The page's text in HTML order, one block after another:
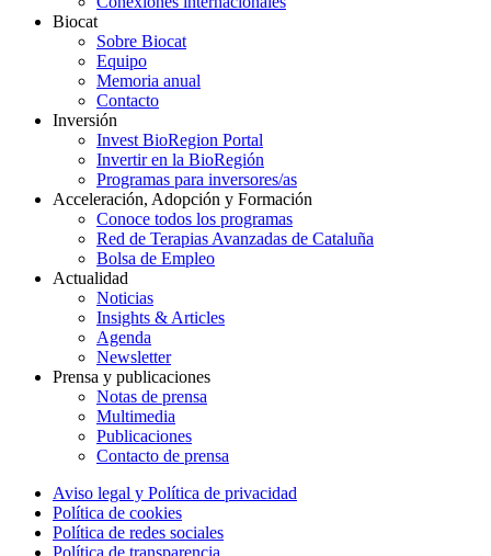
Biocat
Sobre Biocat
Equipo
Memoria anual
Contacto
Inversión
Invest BioRegion Portal
Invertir en la BioRegión
Programas para inversores/as
Acceleración, Adopción y Formación
Conoce todos los programas
Red de Terapias Avanzadas de Cataluña
Bolsa de Empleo
Actualidad
Noticias
Insights & Articles
Agenda
Newsletter
Prensa y publicaciones
Notas de prensa
Multimedia
Publicaciones
Contacto de prensa
Aviso legal y Política de privacidad
Política de cookies
Política de redes sociales
Política de transparencia